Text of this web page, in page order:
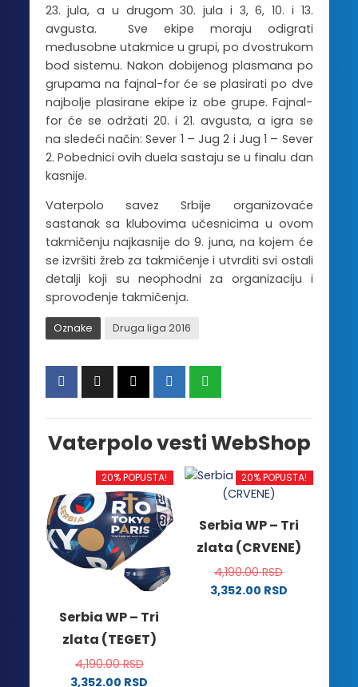
23. jula, a u drugom 30. jula i 3, 6, 10. i 13.
avgusta. Sve ekipe moraju odigrati
međusobne utakmice u grupi, po dvostrukom
bod sistemu. Nakon dobijenog plasmana po
grupama na fajnal-for će se plasirati po dve
najbolje plasirane ekipe iz obe grupe. Fajnal-
for će se održati 20. i 21. avgusta, a igra se
na sledeći način: Sever 1 – Jug 2 i Jug 1 – Sever
2. Pobednici ovih duela sastaju se u finalu dan
kasnije.
Vaterpolo savez Srbije organizovaće
sastanak sa klubovima učesnicima u ovom
takmičenju najkasnije do 9. juna, na kojem će
se izvršiti žreb za takmičenje i utvrditi svi ostali
detalji koji su neophodni za organizaciju i
sprovođenje takmičenja.
Oznake Druga liga 2016
Vaterpolo vesti WebShop
20% POPUSTA!
Serbia WP – Tri
zlata (TEGET)
4,190.00RSD
3,352.00 RSD
20% POPUSTA!
Serbia WP – Tri
zlata (CRVENE)
4,190.00RSD
3,352.00 RSD